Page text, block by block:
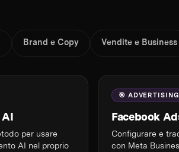
Brand e Copy Vendite e Business
AI
per usare
AI nel proprio
🎯 ADVERTISING
Facebook
Configurare e
con Meta